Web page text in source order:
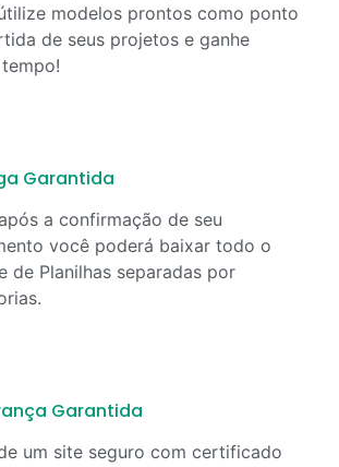
modelos prontos como ponto
de seus projetos e ganhe
Garantida
a confirmação de seu
você poderá baixar todo o
de Planilhas separadas por
Garantida
um site seguro com certificado